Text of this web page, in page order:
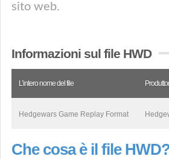
sito web.
Informazioni sul file HWD
L’intero nome del file
Hedgewars Game Replay Format
Che cosa è il file